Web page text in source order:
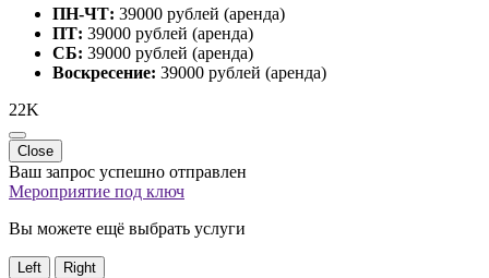
ПН-ЧТ: 39000 рублей (аренда)
ПТ: 39000 рублей (аренда)
СБ: 39000 рублей (аренда)
Воскресение: 39000 рублей (аренда)
22K
Close
Ваш запрос успешно отправлен
Мероприятие под ключ
Вы можете ещё выбрать услуги
Left Right